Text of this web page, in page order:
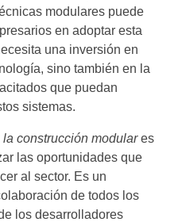
modulares puede
en adoptar esta
una inversión en
sino también en la
que puedan
sistemas.
construcción modulares
las oportunidades que
al sector. Es un
de todos los
los desarrolladores